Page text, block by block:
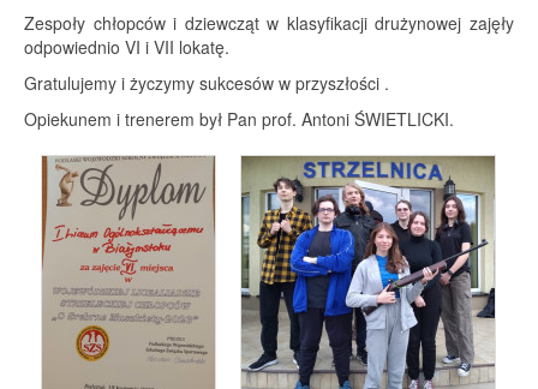
Zespoły chłopców i dziewcząt w klasyfikacji drużynowej zajęły
odpowiednio VI i VII lokatę.
Gratulujemy i życzymy sukcesów w przyszłości .
Opiekunem i trenerem był Pan prof. Antoni ŚWIETLICKI.